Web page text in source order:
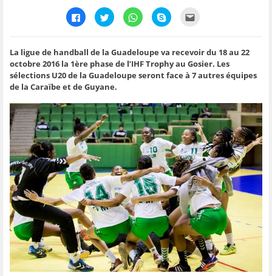
C
l
e
z
p
o
u
r
a
r
t
a
g
e
r
s
u
r
F
a
c
e
b
o
o
k
(
o
u
v
r
e
C
l
e
z
p
o
u
r
a
r
t
a
g
e
r
r
T
w
i
t
t
e
r
(
o
u
v
r
e
d
C
l
e
z
p
o
u
a
r
t
a
g
e
r
s
u
r
W
h
a
t
s
A
p
p
o
u
v
r
e
C
l
e
z
p
o
u
a
r
t
a
g
e
r
s
u
r
S
k
y
p
e
(
o
u
v
r
e
d
a
n
e
z
p
o
u
n
v
o
y
e
r
p
a
r
e
-
m
a
i
à
u
n
a
m
i
(
o
u
La ligue de handball de la Guadeloupe va recevoir du 18 au 22
octobre 2016 la 1ère phase de l’IHF Trophy au Gosier. Les
sélections U20 de la Guadeloupe seront face à 7 autres équipes
de la Caraïbe et de Guyane.